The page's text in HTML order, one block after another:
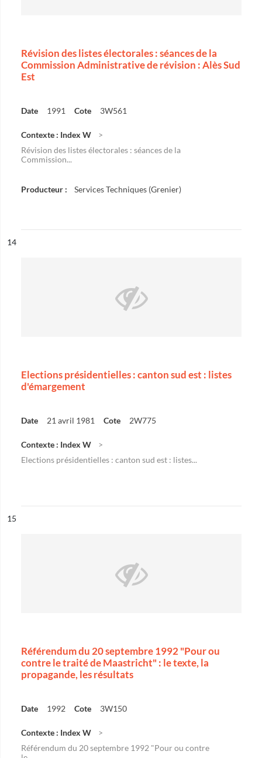
Révision des listes électorales : séances de la
Commission Administrative de révision : Alès Sud
Est
Date 1991 Cote 3W561
Contexte : Index W
Révision des listes électorales : séances de la
Commission...
Producteur : Services Techniques (Grenier)
n°
14
Elections présidentielles : canton sud est : listes
d'émargement
Date 21 avril 1981 Cote 2W775
Contexte : Index W
Elections présidentielles : canton sud est : listes...
n°
15
Référendum du 20 septembre 1992 "Pour ou
contre le traité de Maastricht" : le texte, la
propagande, les résultats
Date 1992 Cote 3W150
Contexte : Index W
Référendum du 20 septembre 1992 "Pour ou contre